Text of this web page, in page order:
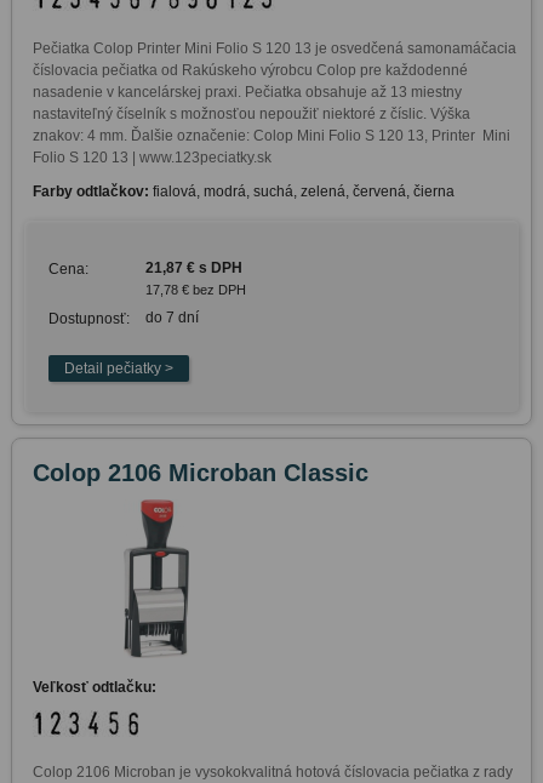
Pečiatka Colop Printer Mini Folio S 120 13 je osvedčená samonamáčacia
číslovacia pečiatka od Rakúskeho výrobcu Colop pre každodenné
nasadenie v kancelárskej praxi. Pečiatka obsahuje až 13 miestny
nastaviteľný číselník s možnosťou nepoužiť niektoré z číslic. Výška
znakov: 4 mm. Ďalšie označenie: Colop Mini Folio S 120 13, Printer  Mini
Folio S 120 13 | www.123peciatky.sk
Farby odtlačkov: fialová, modrá, suchá, zelená, červená, čierna
Cena: 21,87 € s DPH
17,78 € bez DPH
Dostupnosť: do 7 dní
Colop 2106 Microban Classic
Veľkosť odtlačku:
Colop 2106 Microban je vysokokvalitná hotová číslovacia pečiatka z rady